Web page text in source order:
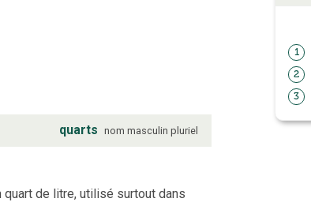
quarts nom masculin pluriel
quart de litre, utilisé surtout dans
1
2
3